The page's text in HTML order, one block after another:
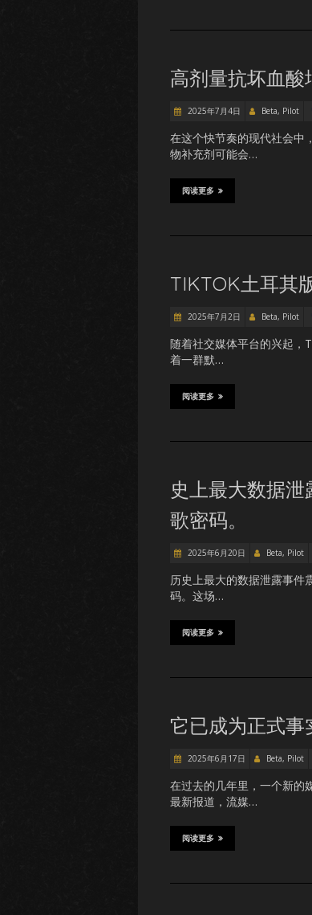
高剂量抗坏血酸
2025年7月4日 Beta, Pilot
在这个快节奏的现代社会中
物补充剂可能会…
阅读更多
TIKTOK土耳其
2025年7月2日 Beta, Pilot
随着社交媒体平台的兴起，
着一群默…
阅读更多
史上最大数据泄
歌密码。
2025年6月20日 Beta, Pilot
历史上最大的数据泄露事件
码。这场…
阅读更多
它已成为正式
2025年6月17日 Beta, Pilot
在过去的几年里，一个新的
最新报道，流媒…
阅读更多